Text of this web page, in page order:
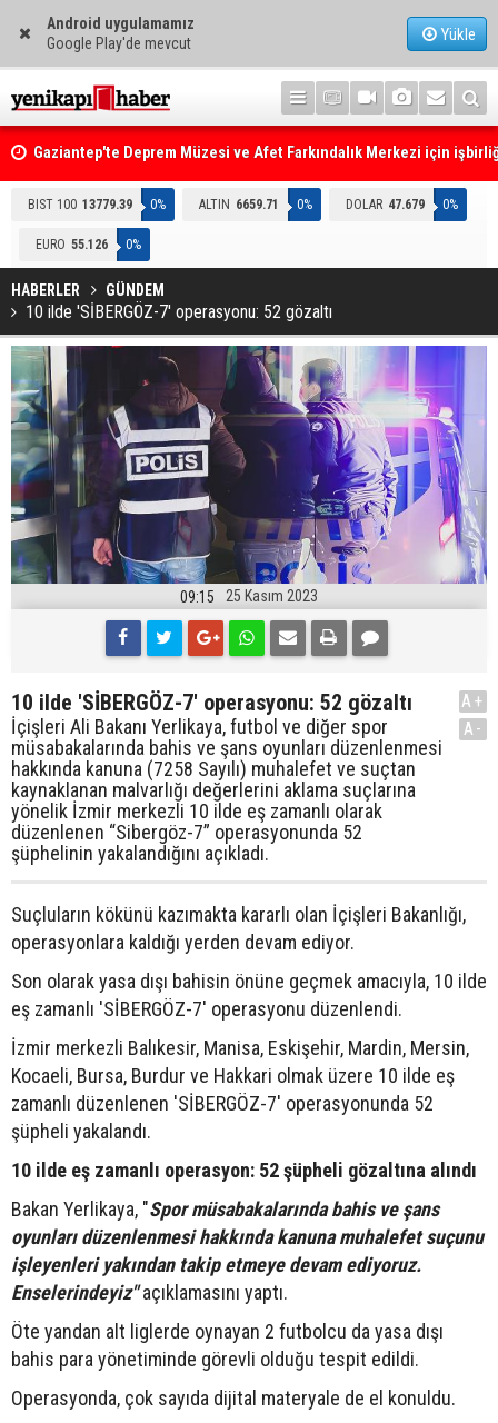
Android uygulamamız
Google Play'de mevcut
Yükle
protokolü imzalandı
Resmi Gazete'de Bugün
BIST 100 13779.39 0% ALTIN 6659.71 0% DOLAR 47.679 0%
EURO 55.126 0%
HABERLER GÜNDEM
10 ilde 'SİBERGÖZ-7' operasyonu: 52 gözaltı
09:15 25 Kasım 2023
10 ilde 'SİBERGÖZ-7' operasyonu: 52 gözaltı
İçişleri Ali Bakanı Yerlikaya, futbol ve diğer spor
müsabakalarında bahis ve şans oyunları düzenlenmesi
hakkında kanuna (7258 Sayılı) muhalefet ve suçtan
kaynaklanan malvarlığı değerlerini aklama suçlarına
yönelik İzmir merkezli 10 ilde eş zamanlı olarak
düzenlenen “Sibergöz-7” operasyonunda 52
şüphelinin yakalandığını açıkladı.
A+
A-
Suçluların kökünü kazımakta kararlı olan İçişleri Bakanlığı,
operasyonlara kaldığı yerden devam ediyor.
Son olarak yasa dışı bahisin önüne geçmek amacıyla, 10 ilde
eş zamanlı 'SİBERGÖZ-7' operasyonu düzenlendi.
İzmir merkezli Balıkesir, Manisa, Eskişehir, Mardin, Mersin,
Kocaeli, Bursa, Burdur ve Hakkari olmak üzere 10 ilde eş
zamanlı düzenlenen 'SİBERGÖZ-7' operasyonunda 52
şüpheli yakalandı.
10 ilde eş zamanlı operasyon: 52 şüpheli gözaltına alındı
Bakan Yerlikaya, "Spor müsabakalarında bahis ve şans
oyunları düzenlenmesi hakkında kanuna muhalefet suçunu
işleyenleri yakından takip etmeye devam ediyoruz.
Enselerindeyiz"açıklamasını yaptı.
Öte yandan alt liglerde oynayan 2 futbolcu da yasa dışı
bahis para yönetiminde görevli olduğu tespit edildi.
Operasyonda, çok sayıda dijital materyale de el konuldu.